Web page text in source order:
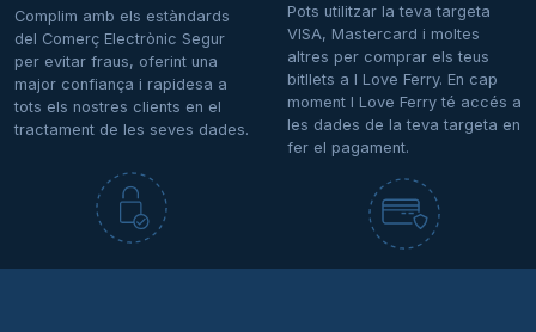
Complim amb els estàndards
del Comerç Electrònic Segur
per evitar fraus, oferint una
major confiança i rapidesa a
tots els nostres clients en el
tractament de les seves dades.
Pots utilitzar la teva targeta
VISA, Mastercard i moltes
altres per comprar els teus
bitllets a I Love Ferry. En cap
moment I Love Ferry té accés a
les dades de la teva targeta en
fer el pagament.